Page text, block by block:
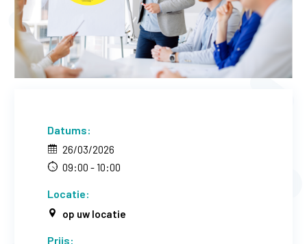
Datums:
26/03/2026
09:00 - 10:00
Locatie:
op uw locatie
Prijs: